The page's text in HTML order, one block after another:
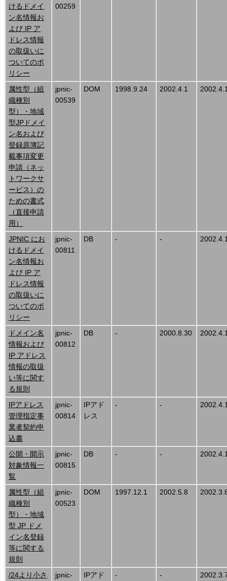
けるドメイ
ン名情報お
よび IP ア
ドレス情報
の取扱いに
ついてのポ
リシー
00259
属性型（組
織種別
型）・地域
型JPドメイ
ン名および
登録原簿記
載事項変更
申請（ネッ
トワークサ
ービス）の
ための書式
（直接申請
用）
jpnic-
00539
DOM 1998.9.24 2002.4.1
JPNIC にお
けるドメイ
ン名情報お
よび IP ア
ドレス情報
の取扱いに
ついてのポ
リシー
jpnic-
00811
DB - -
ドメイン名
情報および
IP アドレス
情報の取扱
い等に関す
る規則
jpnic-
00812
DB - 2000.8.30
IPアドレス
管理指定事
業者契約申
込書
jpnic-
00814
IPアド
レス
- -
公開・開示
対象情報一
覧
jpnic-
00815
DB - -
属性型（組
織種別
型）・地域
型 JP ドメ
イン名登録
等に関する
規則
jpnic-
00523
DOM 1997.12.1 2002.5.8
/24より小さ
jpnic-
IPアド
- -